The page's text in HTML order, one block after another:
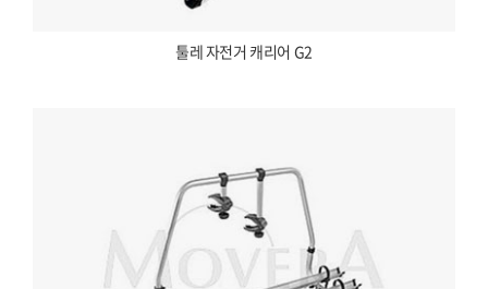
툴레 자전거 캐리어 G2